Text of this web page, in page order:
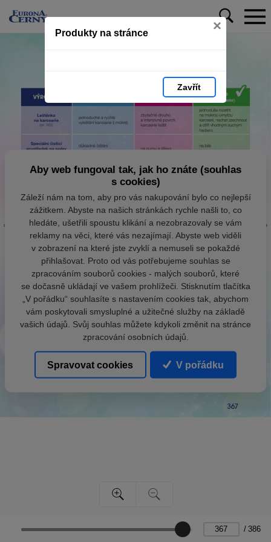
Produkty na stránce ×
Zavřít
/ 386
Aby web fungoval tak, jak ho znáte (souhlas
s cookies)
Záleží nám na tom, aby pro vás nakupování bylo co nejlepší
zážitkem. Abyste na našich stránkách rychle našli to, co
hledáte, ušetřili spoustu klikání a nezobrazovaly se vám
reklamy na věci, které vás nezajímají. Abyste web viděli
v zobrazení na které jste zvyklí a nemuseli se pokaždé
přihlašovat. Proto od vás potřebujeme souhlas se
zpracováním souborů cookies - malých souborů, které
se dočasně ukládají ve vašem prohlížeči. Stisknutím tlačítka
„V pořádku“ souhlasíte s nastavením cookies tak, abychom
vám poskytovali smysluplné a užitečné služby na základě
vašich údajů. Svůj souhlas můžete kdykoli změnit na stránce
zpracování osobních údajů.
Spravovat cookies V pořádku